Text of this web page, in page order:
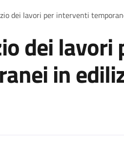
dei lavori per interventi
dei lavori
in